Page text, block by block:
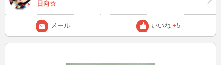
日向☆
メール いいね +5